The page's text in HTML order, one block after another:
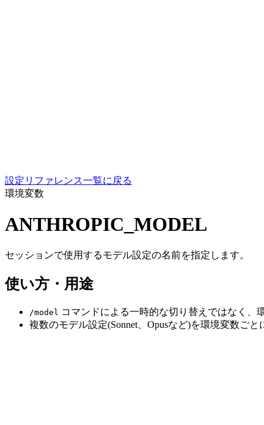
設定リファレンス一覧に戻る
環境変数
ANTHROPIC_MODEL
セッションで使用するモデル設定の名前を指定します。
使い方・用途
/model コマンドによる一時的な切り替えではなく、
複数のモデル設定(Sonnet、Opusなど)を環境変数ご